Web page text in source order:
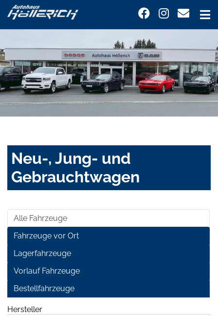
Neu-, Jung- und
Gebrauchtwagen
Alle Fahrzeuge
Fahrzeuge vor Ort
Lagerfahrzeuge
Vorlauf Fahrzeuge
Bestellfahrzeuge
Hersteller